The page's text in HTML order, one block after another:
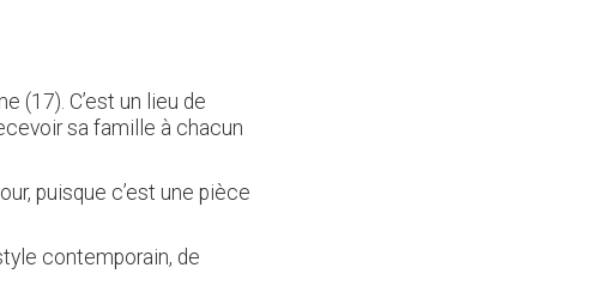
(17). C’est un lieu de
sa famille à chacun
puisque c’est une pièce
contemporain, de